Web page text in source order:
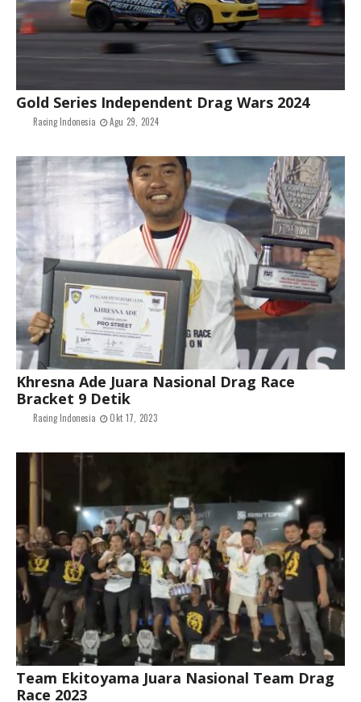
Gold Series Independent Drag Wars 2024
Racing Indonesia Agu 29, 2024
Khresna Ade Juara Nasional Drag Race
Bracket 9 Detik
Racing Indonesia Okt 17, 2023
Team Ekitoyama Juara Nasional Team Drag
Race 2023